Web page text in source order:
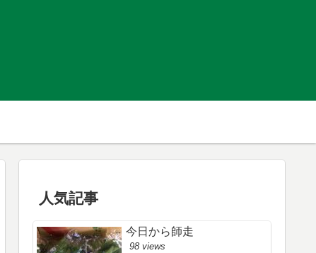
人気記事
今日から師走
98 views